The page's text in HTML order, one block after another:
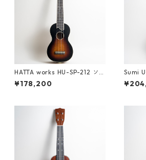
HATTA works HU-SP-212 ソ
プラノウクレレ
¥178,200
Sumi
レ